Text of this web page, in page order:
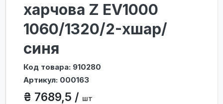
харчова Z ЕV1000
1060/1320/2-хшар/
синя
Код товара: 910280
Артикул: 000163
₴ 7689,5 / шт